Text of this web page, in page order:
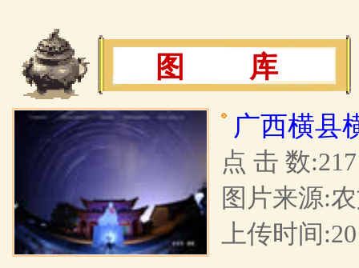
图 库
广西横县
点 击 数
图片来源:
上传时间